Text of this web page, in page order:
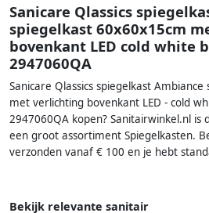
Sanicare Qlassics
spiegelkast 60x60x15cm
bovenkant LED cold white
2947060QA
Sanicare Qlassics spiegelkast
met verlichting bovenkant LED - cold
2947060QA kopen? Sanitairwinkel.nl is
een groot assortiment Spiegelkasten.
verzonden vanaf € 100 en je hebt
Bekijk relevante sanitair